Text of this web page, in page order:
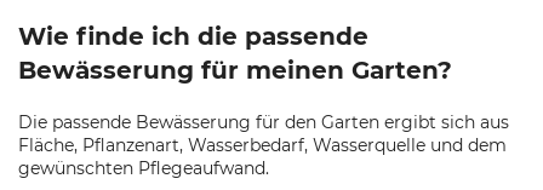
Wie finde ich die passende
Bewässerung für meinen Garten?
Die passende Bewässerung für den Garten ergibt sich aus
Fläche, Pflanzenart, Wasserbedarf, Wasserquelle und dem
gewünschten Pflegeaufwand.